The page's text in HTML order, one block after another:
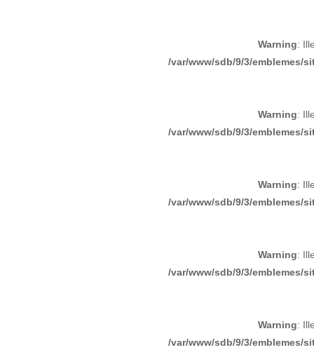
Warning:
/var/www/sdb/9/3/emblemes/
Warning:
/var/www/sdb/9/3/emblemes/
Warning:
/var/www/sdb/9/3/emblemes/
Warning:
/var/www/sdb/9/3/emblemes/
Warning:
/var/www/sdb/9/3/emblemes/